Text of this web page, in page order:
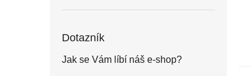
Dotazník
Jak se Vám líbí náš e-shop?